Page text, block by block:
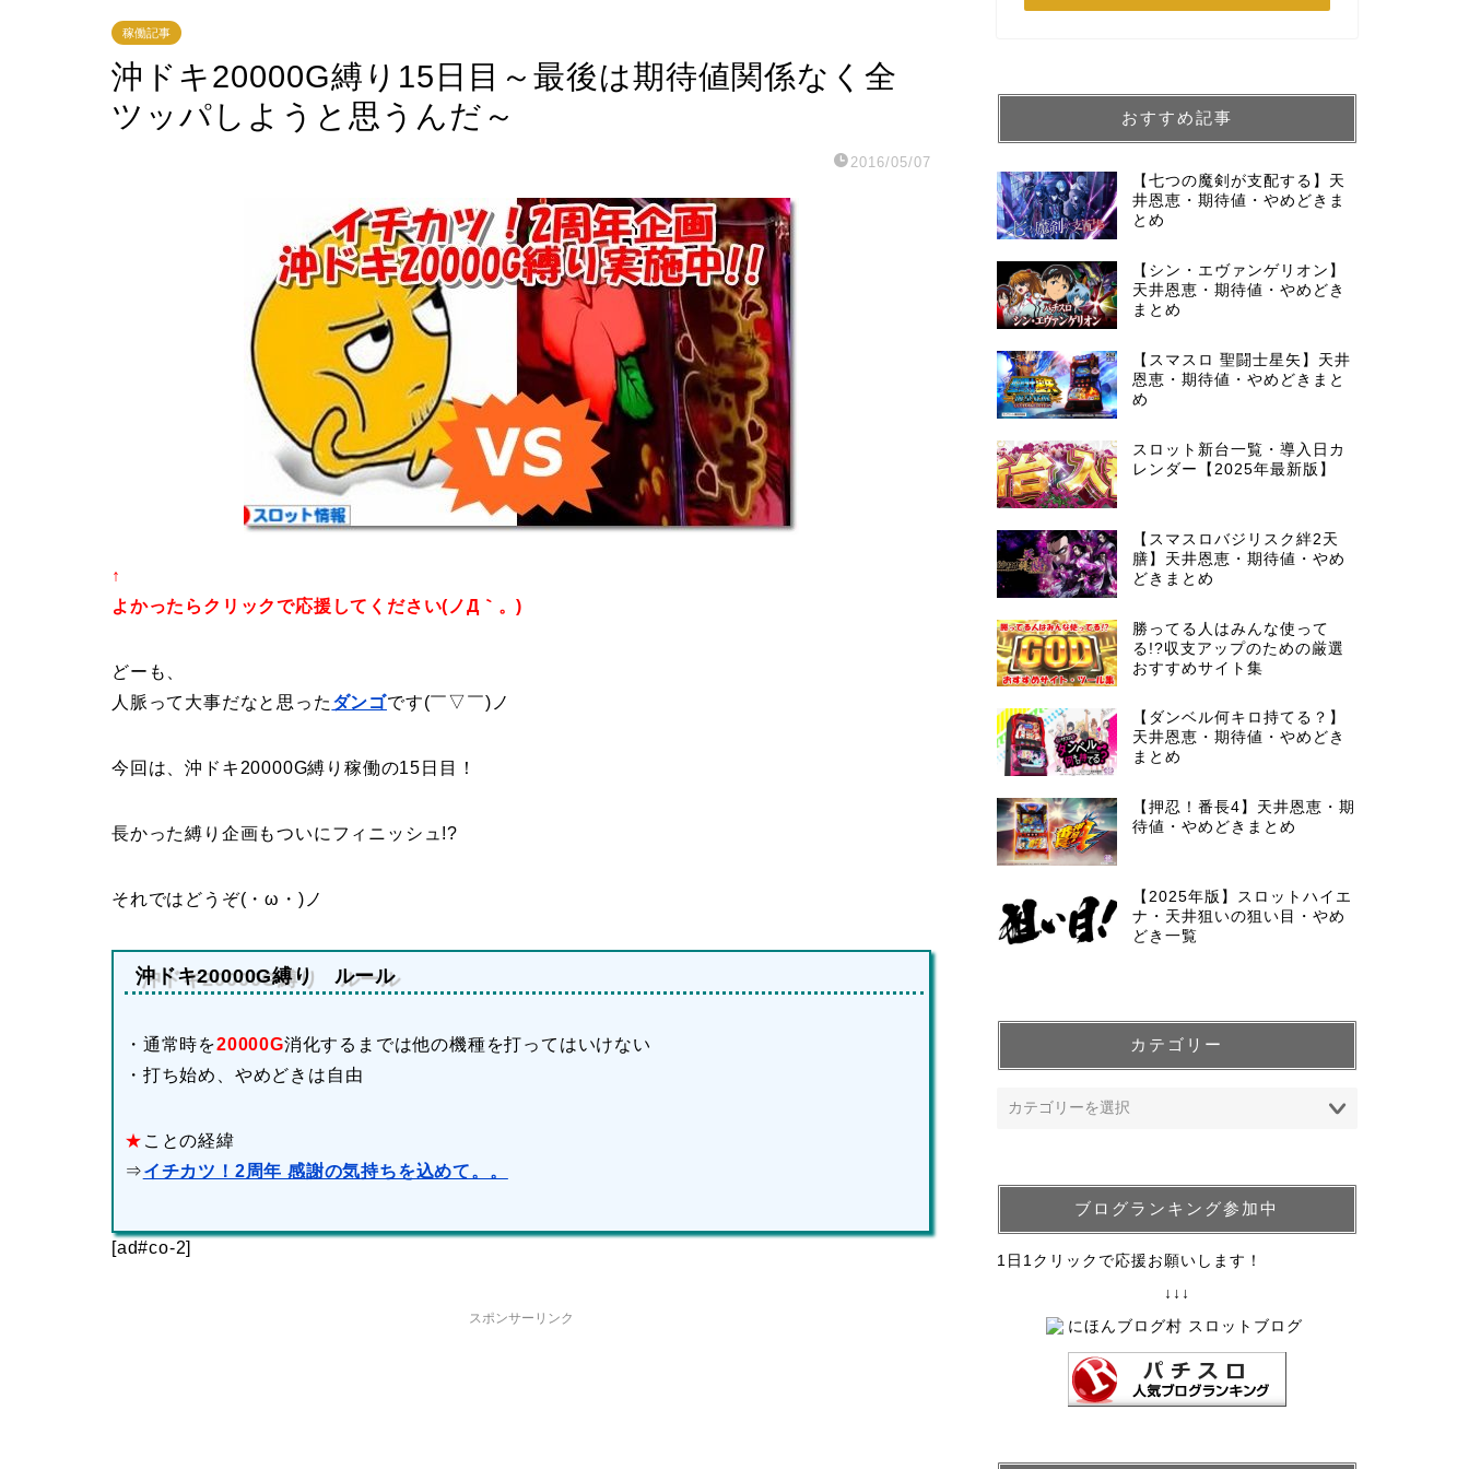
稼働記事
沖ドキ20000G縛り15日目～最後は期待値関係なく全
ツッパしようと思うんだ～
2016/05/07
↑
よかったらクリックで応援してください(ノД｀。)
どーも、
人脈って大事だなと思った ダンゴです(￣▽￣)ノ
今回は、沖ドキ20000G縛り稼働の15日目！
長かった縛り企画もついにフィニッシュ!?
それではどうぞ(・ω・)ノ
沖ドキ20000G縛り ルール
・通常時を20000G消化するまでは他の機種を打ってはいけない
・打ち始め、やめどきは自由
★ ことの経緯
⇒イチカツ！2周年 感謝の気持ちを込めて。。
[ad#co-2]
スポンサーリンク
おすすめ記事
【七つの魔剣が支配する】天
井恩恵・期待値・やめどきま
とめ
【シン・エヴァンゲリオン】
天井恩恵・期待値・やめどき
まとめ
【スマスロ 聖闘士星矢】天井
恩恵・期待値・やめどきまと
め
スロット新台一覧・導入日カ
レンダー【2025年最新版】
【スマスロバジリスク絆2天
膳】天井恩恵・期待値・やめ
どきまとめ
勝ってる人はみんな使って
る!?収支アップのための厳選
おすすめサイト集
【ダンベル何キロ持てる？】
天井恩恵・期待値・やめどき
まとめ
【押忍！番長4】天井恩恵・期
待値・やめどきまとめ
【2025年版】スロットハイエ
ナ・天井狙いの狙い目・やめ
どき一覧
カテゴリー
ブログランキング参加中
1日1クリックで応援お願いします！
↓↓↓